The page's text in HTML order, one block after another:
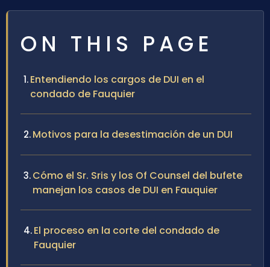
ON THIS PAGE
Entendiendo los cargos de DUI en el
condado de Fauquier
Motivos para la desestimación de un DUI
Cómo el Sr. Sris y los Of Counsel del bufete
manejan los casos de DUI en Fauquier
El proceso en la corte del condado de
Fauquier